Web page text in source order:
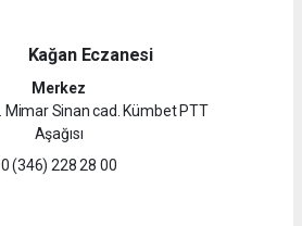
Kağan Eczanesi
Merkez
Mimar Sinan cad. Kümbet PTT
Aşağısı
0 (346) 228 28 00